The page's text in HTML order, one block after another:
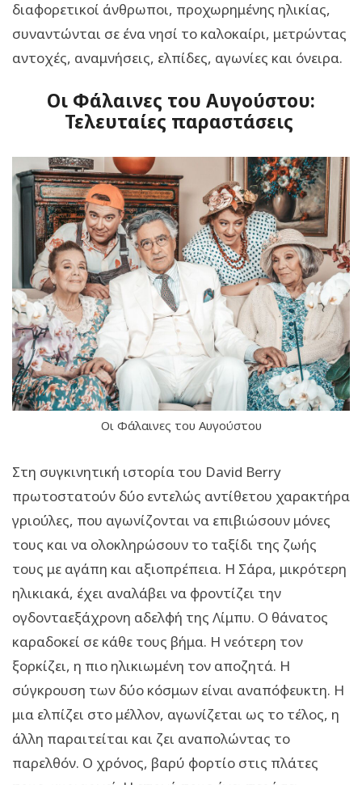
διαφορετικοί άνθρωποι, προχωρημένης ηλικίας,
συναντώνται σε ένα νησί το καλοκαίρι, μετρώντας
αντοχές, αναμνήσεις, ελπίδες, αγωνίες και όνειρα.
Οι Φάλαινες του Αυγούστου:
Τελευταίες παραστάσεις
Οι Φάλαινες του Αυγούστου
Στη συγκινητική ιστορία του David Berry
πρωτοστατούν δύο εντελώς αντίθετου χαρακτήρα
γριούλες, που αγωνίζονται να επιβιώσουν μόνες
τους και να ολοκληρώσουν το ταξίδι της ζωής
τους με αγάπη και αξιοπρέπεια. Η Σάρα, μικρότερη
ηλικιακά, έχει αναλάβει να φροντίζει την
ογδονταεξάχρονη αδελφή της Λίμπυ. Ο θάνατος
καραδοκεί σε κάθε τους βήμα. Η νεότερη τον
ξορκίζει, η πιο ηλικιωμένη τον αποζητά. Η
σύγκρουση των δύο κόσμων είναι αναπόφευκτη. Η
μια ελπίζει στο μέλλον, αγωνίζεται ως το τέλος, η
άλλη παραιτείται και ζει αναπολώντας το
παρελθόν. Ο χρόνος, βαρύ φορτίο στις πλάτες